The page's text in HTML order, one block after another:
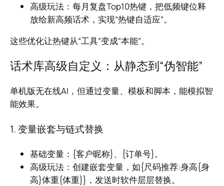
高级玩法：每月复盘Top10热键，把低频键位释
放给新高频话术，实现“热键自适应”。
这些优化让热键从“工具”变成“本能”。
话术库高级自定义：从静态到“伪智能”
单机版无在线AI，但通过变量、模板和脚本，能模拟智
能效果。
1. 变量嵌套与链式替换
基础变量：{客户昵称}、{订单号}。
高级玩法：创建嵌套变量，如{尺码推荐:身高{身
高}体重{体重}}，发送时软件层层替换。